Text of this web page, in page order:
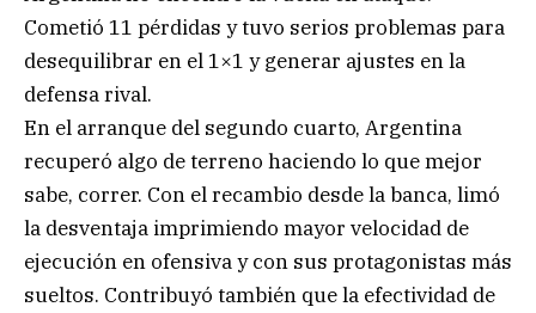
Cometió 11 pérdidas y tuvo serios problemas para
desequilibrar en el 1×1 y generar ajustes en la
defensa rival.
En el arranque del segundo cuarto, Argentina
recuperó algo de terreno haciendo lo que mejor
sabe, correr. Con el recambio desde la banca, limó
la desventaja imprimiendo mayor velocidad de
ejecución en ofensiva y con sus protagonistas más
sueltos. Contribuyó también que la efectividad de